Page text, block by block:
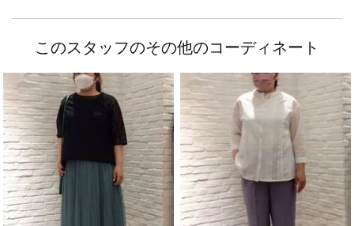
このスタッフのその他のコーディネート